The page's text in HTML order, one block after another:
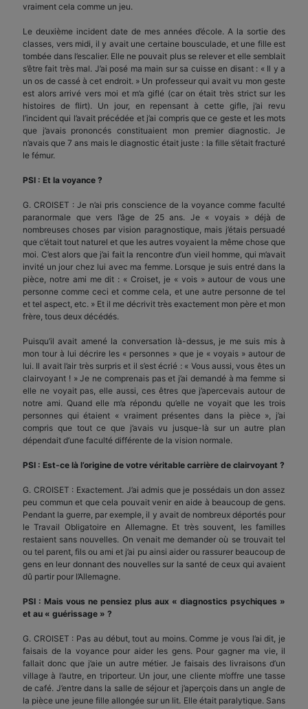
vraiment cela comme un jeu.
Le deuxième incident date de mes années d’école. A la sortie des
classes, vers midi, il y avait une certaine bousculade, et une fille est
tombée dans l’escalier. Elle ne pouvait plus se relever et elle semblait
s’être fait très mal. J’ai posé ma main sur sa cuisse en disant : « Il y a
un os de cassé à cet endroit. » Un professeur qui avait vu mon geste
est alors arrivé vers moi et m’a giflé (car on était très strict sur les
histoires de flirt). Un jour, en repensant à cette gifle, j’ai revu
l’incident qui l’avait précédée et j’ai compris que ce geste et les mots
que j’avais prononcés constituaient mon premier diagnostic. Je
n’avais que 7 ans mais le diagnostic était juste : la fille s’était fracturé
le fémur.
PSI : Et la voyance ?
G. CROISET : Je n’ai pris conscience de la voyance comme faculté
paranormale que vers l’âge de 25 ans. Je « voyais » déjà de
nombreuses choses par vision paragnostique, mais j’étais persuadé
que c’était tout naturel et que les autres voyaient la même chose que
moi. C’est alors que j’ai fait la rencontre d’un vieil homme, qui m’avait
invité un jour chez lui avec ma femme. Lorsque je suis entré dans la
pièce, notre ami me dit : « Croiset, je « vois » autour de vous une
personne comme ceci et comme cela, et une autre personne de tel
et tel aspect, etc. » Et il me décrivit très exactement mon père et mon
frère, tous deux décédés.
Puisqu’il avait amené la conversation là-dessus, je me suis mis à
mon tour à lui décrire les « personnes » que je « voyais » autour de
lui. Il avait l’air très surpris et il s’est écrié : « Vous aussi, vous êtes un
clairvoyant ! » Je ne comprenais pas et j’ai demandé à ma femme si
elle ne voyait pas, elle aussi, ces êtres que j’apercevais autour de
notre ami. Quand elle m’a répondu qu’elle ne voyait que les trois
personnes qui étaient « vraiment présentes dans la pièce », j’ai
compris que tout ce que j’avais vu jusque-là sur un autre plan
dépendait d’une faculté différente de la vision normale.
PSI : Est-ce là l’origine de votre véritable carrière de clairvoyant ?
G. CROISET : Exactement. J’ai admis que je possédais un don assez
peu commun et que cela pouvait venir en aide à beaucoup de gens.
Pendant la guerre, par exemple, il y avait de nombreux déportés pour
le Travail Obligatoire en Allemagne. Et très souvent, les familles
restaient sans nouvelles. On venait me demander où se trouvait tel
ou tel parent, fils ou ami et j’ai pu ainsi aider ou rassurer beaucoup de
gens en leur donnant des nouvelles sur la santé de ceux qui avaient
dû partir pour l’Allemagne.
PSI : Mais vous ne pensiez plus aux « diagnostics psychiques »
et au « guérissage » ?
G. CROISET : Pas au début, tout au moins. Comme je vous l’ai dit, je
faisais de la voyance pour aider les gens. Pour gagner ma vie, il
fallait donc que j’aie un autre métier. Je faisais des livraisons d’un
village à l’autre, en triporteur. Un jour, une cliente m’offre une tasse
de café. J’entre dans la salle de séjour et j’aperçois dans un angle de
la pièce une jeune fille allongée sur un lit. Elle était paralytique. Sans